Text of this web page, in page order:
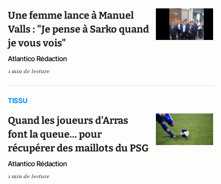
Une femme lance à Manuel
Valls : "Je pense à Sarko quand
je vous vois"
Atlantico Rédaction
1 min de lecture
TISSU
Quand les joueurs d'Arras
font la queue... pour
récupérer des maillots du PSG
Atlantico Rédaction
1 min de lecture